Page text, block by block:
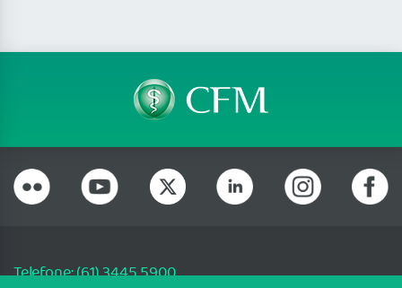
Telefone: (61) 3445 5900